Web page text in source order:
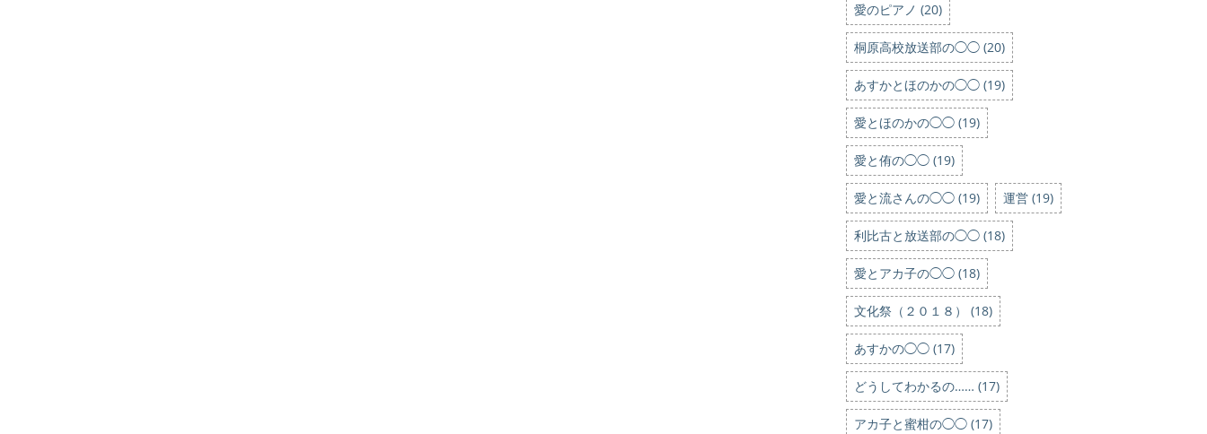
愛のピアノ (20)
桐原高校放送部の◯◯ (20)
あすかとほのかの◯◯ (19)
愛とほのかの◯◯ (19)
愛と侑の◯◯ (19)
愛と流さんの◯◯ (19) 運営 (19)
利比古と放送部の◯◯ (18)
愛とアカ子の◯◯ (18)
文化祭（２０１８） (18)
あすかの◯◯ (17)
どうしてわかるの…… (17)
アカ子と蜜柑の◯◯ (17)